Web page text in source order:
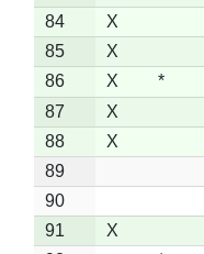
84 X
85
X
86
X *
87
X
88
X
89
90
91
X